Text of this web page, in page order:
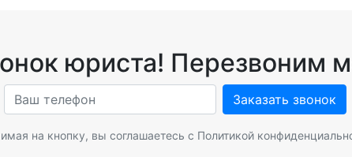
юриста! Перезвоним
Заказать звонок
на кнопку, вы соглашаетесь с Политикой